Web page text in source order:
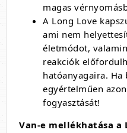
magas
A Long Love
ami nem
életmódot,
reakciók
hatóanyagaira.
egyértelműen
fogyasztását!
Van-e mellékhatása a